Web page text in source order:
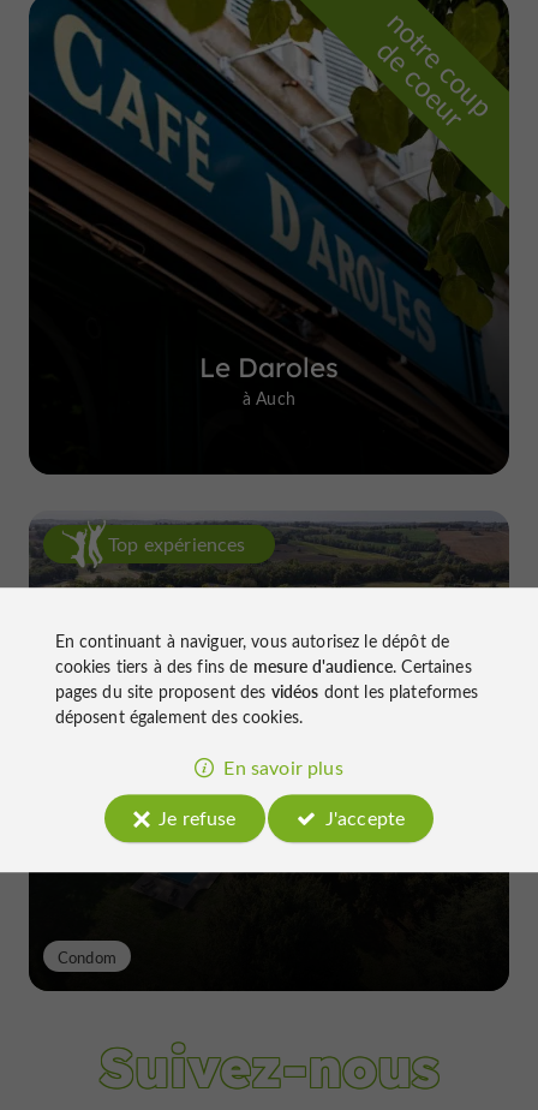
n
o
t
r
e
c
o
u
p
d
e
c
o
e
u
r
Le Daroles
à Auch
Top expériences
discrète d'un terroir gersois façonné
depuis le XIIIe siècle
Condom
Suivez-nous
En continuant à naviguer, vous autorisez le dépôt de
cookies tiers à des fins de mesure d'audience. Certaines
pages du site proposent des vidéos dont les plateformes
déposent également des cookies.
En savoir plus
Je refuse
J'accepte